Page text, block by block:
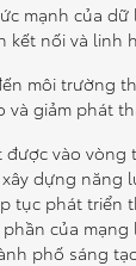
mạnh của
kết nối và linh
môi trường
và giảm phát
vào vòng
dựng năng
tục phát triển
của
phố sáng